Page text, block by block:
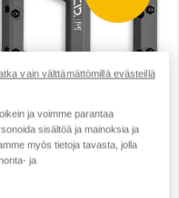
C1-IB
ja voimme parantaa
sisältöä ja mainoksia ja
myös tietoja tavasta, jolla
ja
vain välttämättömillä evästeillä